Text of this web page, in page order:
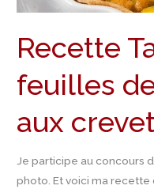
Recette
feuilles
aux
Je participe au concours
photo. Et voici ma